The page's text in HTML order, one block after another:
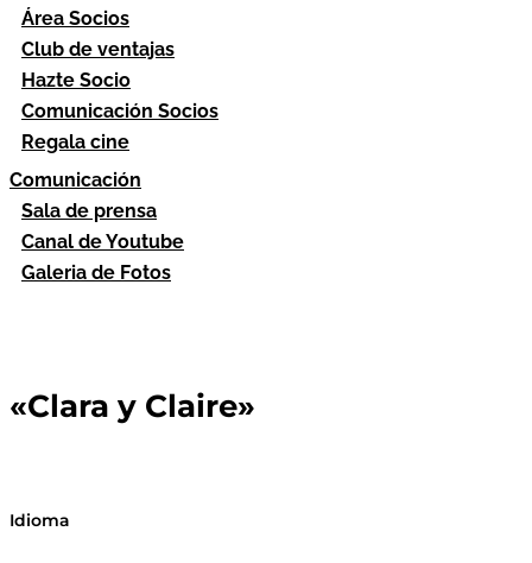
Área Socios
Club de ventajas
Hazte Socio
Comunicación Socios
Regala cine
Comunicación
Sala de prensa
Canal de Youtube
Galeria de Fotos
«Clara y Claire»
Idioma